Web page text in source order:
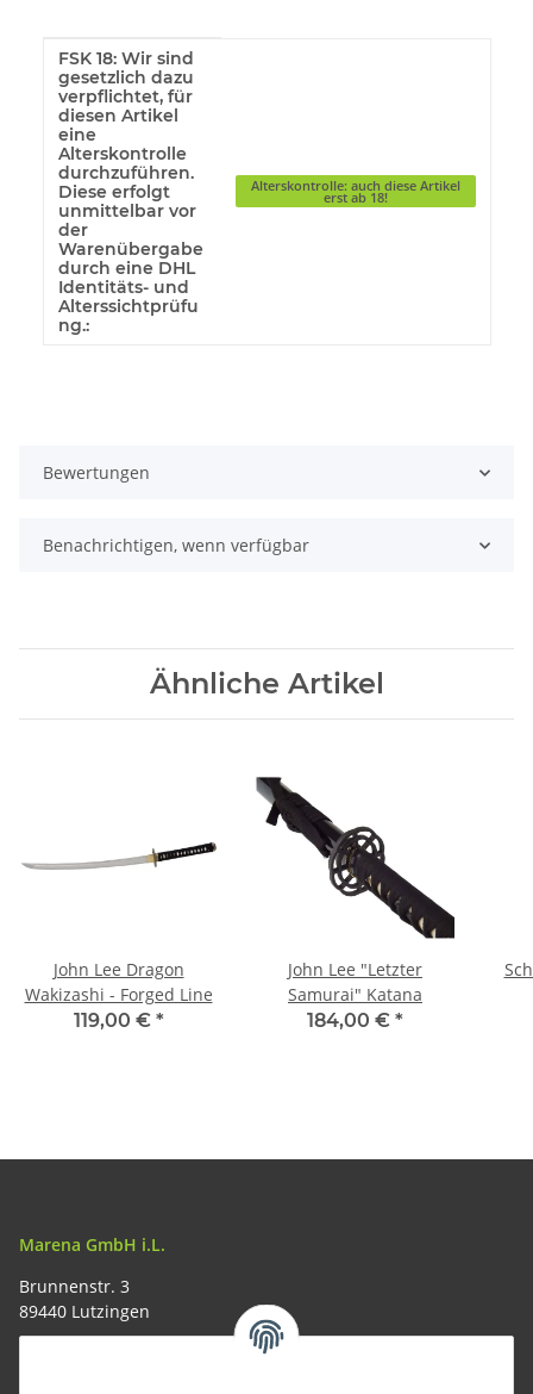
Produkteigenschaft
Wert
FSK 18: Wir sind
gesetzlich dazu
verpflichtet, für
diesen Artikel
eine
Alterskontrolle
durchzuführen.
Diese erfolgt
unmittelbar vor
der
Warenübergabe
durch eine DHL
Identitäts- und
Alterssichtprüfu
ng.:
Alterskontrolle: auch diese Artikel
erst ab 18!
Bewertungen
Benachrichtigen, wenn verfügbar
Ähnliche Artikel
John Lee Dragon
Wakizashi - Forged Line
119,00 € *
John Lee "Letzter
Samurai" Katana
184,00 € *
Marena GmbH i.L.
Brunnenstr. 3
89440 Lutzingen